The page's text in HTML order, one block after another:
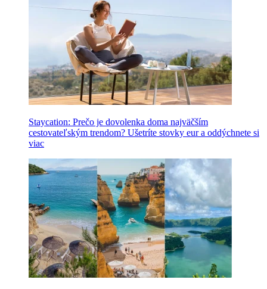
Staycation: Prečo je dovolenka doma najväčším
cestovateľským trendom? Ušetríte stovky eur a oddýchnete si
viac